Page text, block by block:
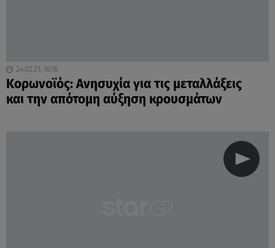
24.02.21, 16:16
Κορωνοϊός: Ανησυχία για τις μεταλλάξεις
και την απότομη αύξηση κρουσμάτων